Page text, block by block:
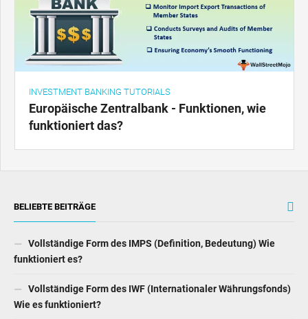
INVESTMENT BANKING TUTORIALS
Europäische Zentralbank - Funktionen, wie
funktioniert das?
BELIEBTE BEITRÄGE
Vollständige Form des IMPS (Definition, Bedeutung) Wie
funktioniert es?
Vollständige Form des IWF (Internationaler Währungsfonds)
Wie es funktioniert?